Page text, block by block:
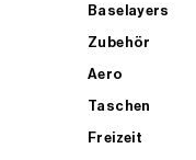
Baselayers
Zubehör
Aero
Taschen
Freizeit